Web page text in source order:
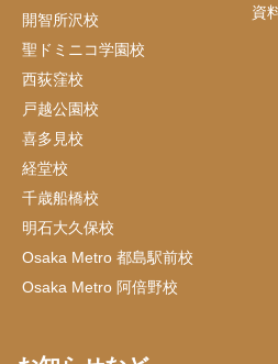
開智所沢校
聖ドミニコ学園校
西荻窪校
戸越公園校
喜多見校
経堂校
千歳船橋校
明石大久保校
Osaka Metro 都島駅前校
Osaka Metro 阿倍野校
資